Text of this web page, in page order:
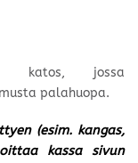
katos, jossa
palahuopa.
(esim. kangas,
kassa sivun